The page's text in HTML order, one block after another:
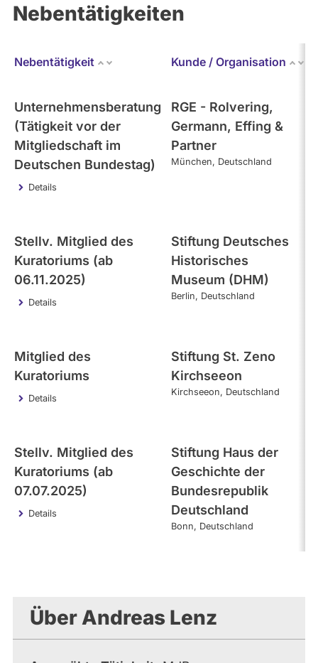
Nebentätigkeiten
Nebentätigkeit Kunde / Organisation
Unternehmensberatung
(Tätigkeit vor der
Mitgliedschaft im
Deutschen Bundestag)
Details
RGE - Rolvering,
Germann, Effing &
Partner
München Deutschland
Stellv. Mitglied des
Kuratoriums (ab
06.11.2025)
Details
Stiftung Deutsches
Historisches
Museum (DHM)
Berlin Deutschland
Mitglied des
Kuratoriums
Details
Stiftung St. Zeno
Kirchseeon
Kirchseeon Deutschland
Stellv. Mitglied des
Kuratoriums (ab
07.07.2025)
Details
Stiftung Haus der
Geschichte der
Bundesrepublik
Deutschland
Bonn Deutschland
Über Andreas Lenz